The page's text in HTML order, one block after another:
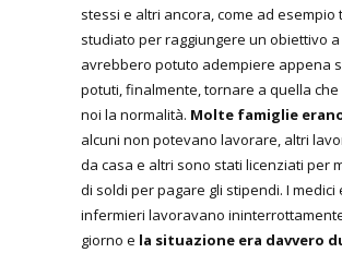
stessi e altri ancora, come ad esempio
studiato per raggiungere un obiettivo a
avrebbero potuto adempiere appena
potuti, finalmente, tornare a quella
noi la normalità. Molte famiglie
alcuni non potevano lavorare, altri
da casa e altri sono stati licenziati per
di soldi per pagare gli stipendi. I medici
infermieri lavoravano
giorno e la situazione era davvero